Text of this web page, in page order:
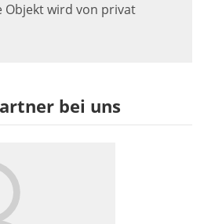
Objekt wird von privat
bei uns